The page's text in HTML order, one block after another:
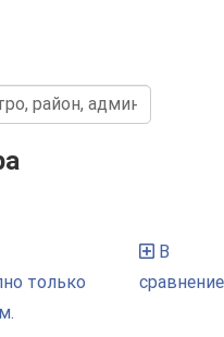
только
В
сравнение